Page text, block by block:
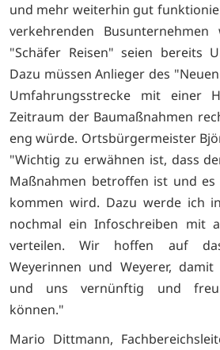
und mehr weiterhin gut
verkehrenden
"Schäfer Reisen" seien bereits
Dazu müssen Anlieger des
Umfahrungsstrecke mit einer
Zeitraum der Baumaßnahmen
eng würde. Ortsbürgermeister
"Wichtig zu erwähnen ist, dass
Maßnahmen betroffen ist und es
kommen wird. Dazu werde ich
nochmal ein Infoschreiben mit
verteilen. Wir hoffen auf
Weyerinnen und Weyerer,
und uns vernünftig und
können."
Mario Dittmann,